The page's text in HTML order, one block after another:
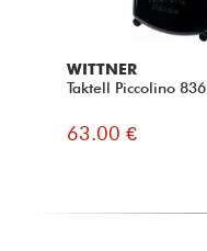
WITTNER
Taktell Piccolino 836
63.00 €